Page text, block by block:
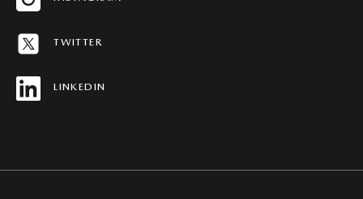
REVISTAS MAZDA STORIES
MAPA DEL SITIO
TWITTER
LINKEDIN